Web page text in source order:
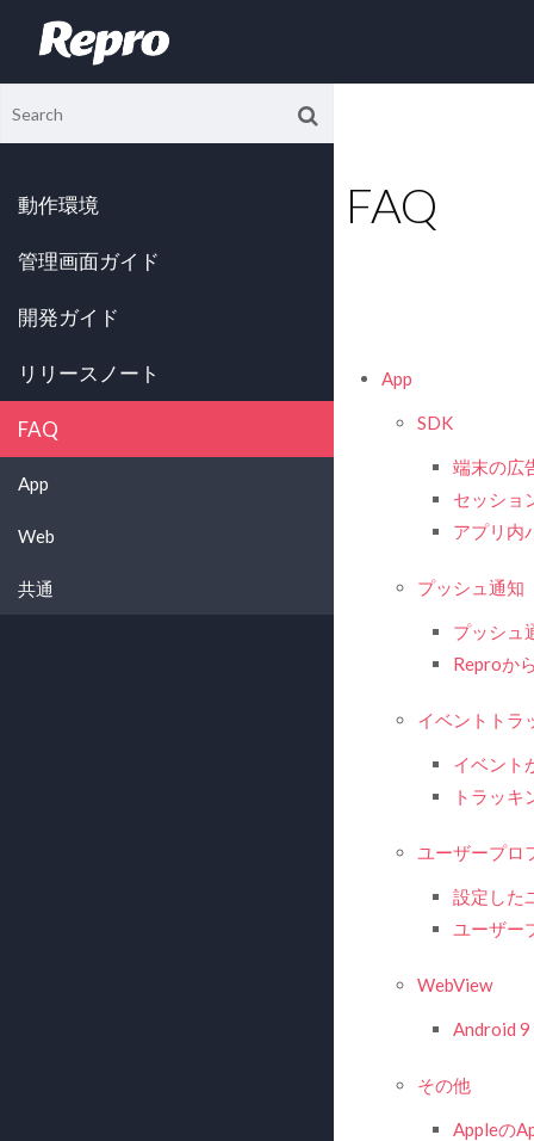
動作環境
管理画面ガイド
開発ガイド
リリースノート
FAQ
App
Web
共通
FAQ
App
SDK
端末の広
セッショ
アプリ内
プッシュ通知
プッシュ
Reproか
イベントトラ
イベント
トラッ
ユーザープロ
設定した
ユーザー
WebView
Android
その他
Appleの